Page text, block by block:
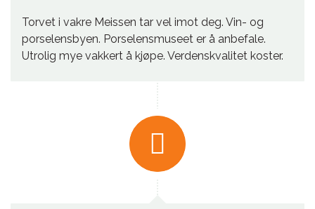
Torvet i vakre Meissen tar vel imot deg. Vin- og
porselensbyen. Porselensmuseet er å anbefale.
Utrolig mye vakkert å kjøpe. Verdenskvalitet koster.